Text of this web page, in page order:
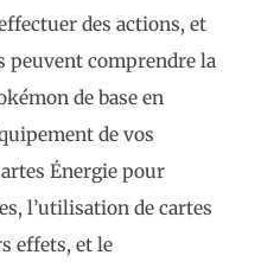
des actions, et
peuvent comprendre la
de base en
de vos
Énergie pour
l’utilisation de cartes
effets, et le